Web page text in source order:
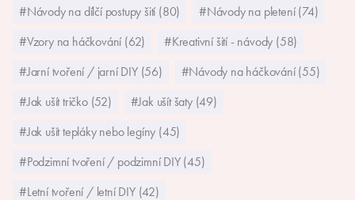
#Návody na dílčí postupy šití (80)
#Návody na pletení (74)
#Vzory na háčkování (62)
#Kreativní šití - návody (58)
#Jarní tvoření / jarní DIY (56)
#Návody na háčkování (55)
#Jak ušít tričko (52)
#Jak ušít šaty (49)
#Jak ušít tepláky nebo legíny (45)
#Podzimní tvoření / podzimní DIY (45)
#Letní tvoření / letní DIY (42)